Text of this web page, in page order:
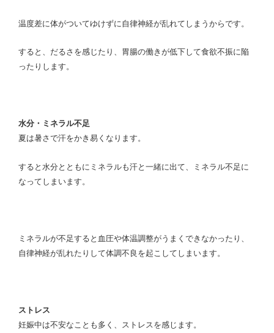
温度差に体がついてゆけずに自律神経が乱れてしまうからです。
すると、だるさを感じたり、胃腸の働きが低下して食欲不振に陥
ったりします。
水分・ミネラル不足
夏は暑さで汗をかき易くなります。
すると水分とともにミネラルも汗と一緒に出て、ミネラル不足に
なってしまいます。
ミネラルが不足すると血圧や体温調整がうまくできなかったり、
自律神経が乱れたりして体調不良を起こしてしまいます。
ストレス
妊娠中は不安なことも多く、ストレスを感じます。